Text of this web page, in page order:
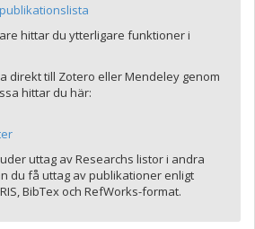
hittar du ytterligare funktioner i
direkt till Zotero eller Mendeley genom
hittar du här:
uttag av Researchs listor i andra
du få uttag av publikationer enligt
BibTex och RefWorks-format.